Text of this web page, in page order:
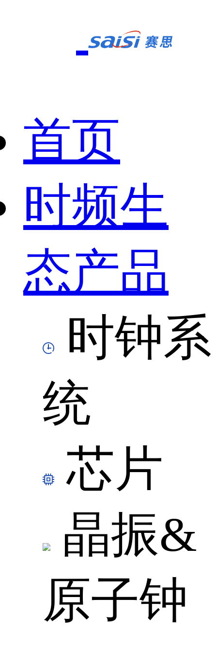
首页
时频生
态产品
时钟系
统
芯片
晶振&
原子钟